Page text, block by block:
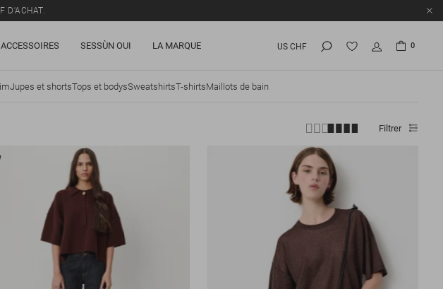
D'ACHAT.
DE DOUANE.
ACCESSOIRES SESSÙN OUI LA MARQUE US CHF 0
Jupes et shortsTops et bodysSweatshirtsT-shirtsMaillots de bain
Filtrer